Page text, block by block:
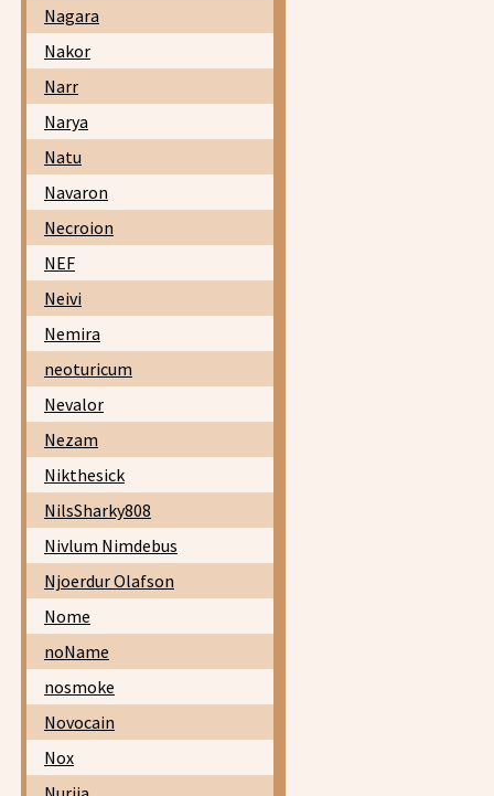
Nagara
Nakor
Narr
Narya
Natu
Navaron
Necroion
NEF
Neivi
Nemira
neoturicum
Nevalor
Nezam
Nikthesick
NilsSharky808
Nivlum Nimdebus
Njoerdur Olafson
Nome
noName
nosmoke
Novocain
Nox